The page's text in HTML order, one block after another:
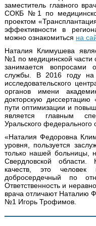
заместитель главного
СОКБ №1 по
проектом
эффективности в
можно ознакомиться на
Наталия Климушева
№1 по медицинской части
занимается вопросами
службы. В 2016 году на
исследовательского
органов имени
докторскую диссертацию
пути оптимизации и
является главным
Уральского федерального
«Наталия Федоровна
уровня, пользуется
только нашей больницы,
Свердловской области.
качеств, это
добросердечный по
Ответственность и
врача отличают Наталию
№1 Игорь Трофимов.